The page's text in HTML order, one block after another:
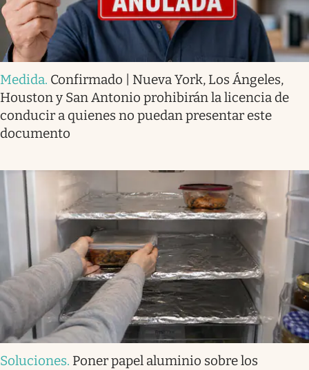
Medida. Confirmado | Nueva York, Los Ángeles,
Houston y San Antonio prohibirán la licencia de
conducir a quienes no puedan presentar este
documento
Soluciones. Poner papel aluminio sobre los